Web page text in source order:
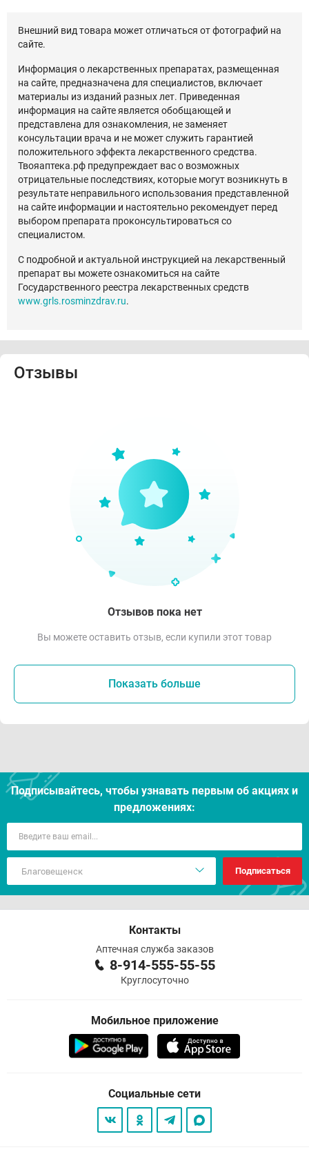
Внешний вид товара может отличаться от фотографий на
сайте.
Информация о лекарственных препаратах, размещенная
на сайте, предназначена для специалистов, включает
материалы из изданий разных лет. Приведенная
информация на сайте является обобщающей и
представлена для ознакомления, не заменяет
консультации врача и не может служить гарантией
положительного эффекта лекарственного средства.
Твояаптека.рф предупреждает вас о возможных
отрицательные последствиях, которые могут возникнуть в
результате неправильного использования представленной
на сайте информации и настоятельно рекомендует перед
выбором препарата проконсультироваться со
специалистом.
С подробной и актуальной инструкцией на лекарственный
препарат вы можете ознакомиться на сайте
Государственного реестра лекарственных средств
www.grls.rosminzdrav.ru.
Отзывы
Отзывов пока нет
Вы можете оставить отзыв, если купили этот товар
Показать больше
Подписывайтесь, чтобы узнавать первым об акцияx и
предложениях:
Подписаться
Контакты
Аптечная служба заказов
8-914-555-55-55
Круглосуточно
Мобильное приложение
Социальные сети